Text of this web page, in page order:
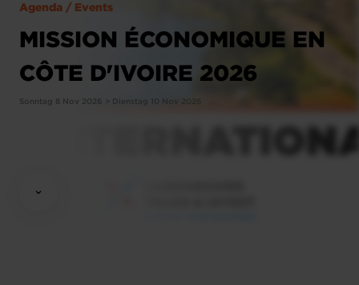
Agenda / Events
MISSION ÉCONOMIQUE EN
CÔTE D'IVOIRE​ 2026
Sonntag 8 Nov 2026 > Dienstag 10 Nov 2026